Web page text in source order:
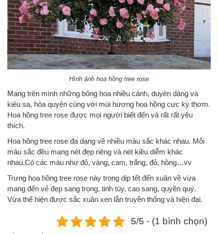
Hình ảnh hoa hồng tree rose
Mang trên mình những bông hoa nhiều cánh, duyên dáng và
kiêu sa, hòa quyện cùng với mùi hương hoa hồng cực kỳ thơm.
Hoa hồng tree rose được mọi người biết đến và rất rất yêu
thích.
Hoa hồng tree rose đa dạng về nhiều màu sắc khác nhau. Mỗi
màu sắc đều mang nét đẹp riêng và nét kiều diễm khác
nhau.Có các màu như đỏ, vàng, cam, trắng, đỏ, hồng…vv
Trưng hoa hồng tree rose này trong dịp tết đến xuân về vừa
mang đến vẻ đẹp sang trọng, tinh túy, cao sang, quyền quý.
Vừa thể hiện được sắc xuân xen lẫn truyền thống và hiện đại.
5/5 - (1 bình chọn)